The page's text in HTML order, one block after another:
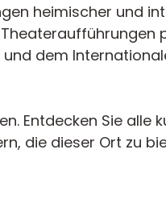
heimischer und
dem
Entdecken Sie alle
die dieser Ort zu